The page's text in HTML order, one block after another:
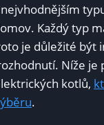
Každý typ
je důležité být
Níže je
kotlů,
.